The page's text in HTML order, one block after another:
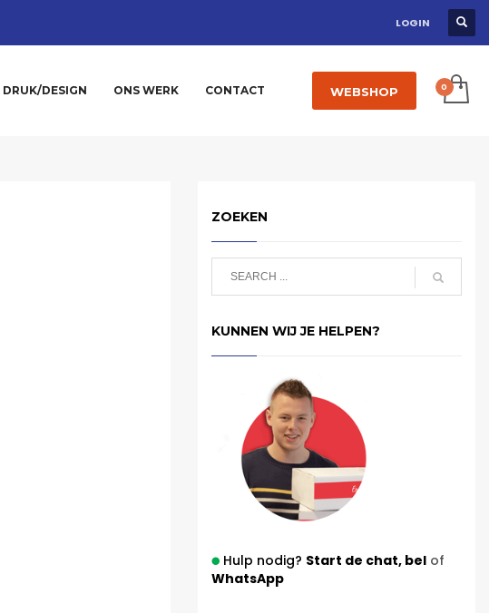
LOGIN
DRUK/DESIGN ONS WERK CONTACT WEBSHOP
ZOEKEN
KUNNEN WIJ JE HELPEN?
Hulp nodig? Start de chat,belof
WhatsApp